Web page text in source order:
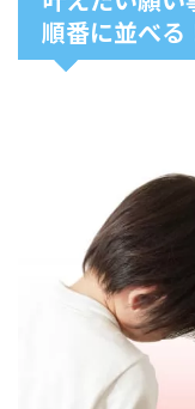
順番に並べる